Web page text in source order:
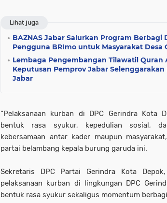
Lihat juga
BAZNAS Jabar Salurkan Program Berbagi
Pengguna BRImo untuk Masyarakat Desa
Lembaga Pengembangan Tilawatil Quran
Keputusan Pemprov Jabar Selenggarakan
Jabar
“Pelaksanaan kurban di DPC Gerindra Kota
bentuk rasa syukur, kepedulian sosial,
kebersamaan antar kader maupun
partai belambang kepala burung garuda ini.
Sekretaris DPC Partai Gerindra Kota Depok,
pelaksanaan kurban di lingkungan DPC
bentuk rasa syukur sekaligus momentum